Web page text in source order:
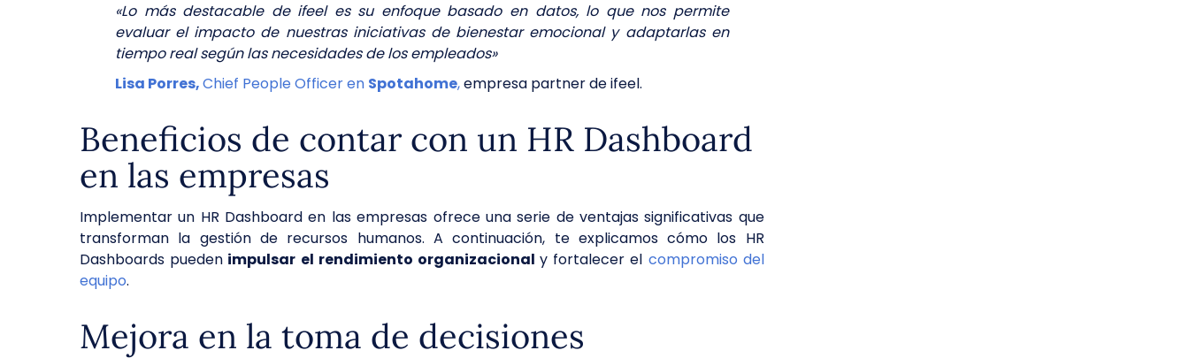
«Lo más destacable de ifeel es su enfoque basado en datos, lo que nos permite
evaluar el impacto de nuestras iniciativas de bienestar emocional y adaptarlas en
tiempo real según las necesidades de los empleados»
Lisa Porres,Chief People Officer en Spotahome,empresa partner de ifeel.
Beneficios de contar con un HR Dashboard
en las empresas
Implementar un HR Dashboard en las empresas ofrece una serie de ventajas significativas que
transforman la gestión de recursos humanos. A continuación, te explicamos cómo los HR
Dashboards pueden impulsar el rendimiento organizacionaly fortalecer el compromiso del
equipo.
Mejora en la toma de decisiones